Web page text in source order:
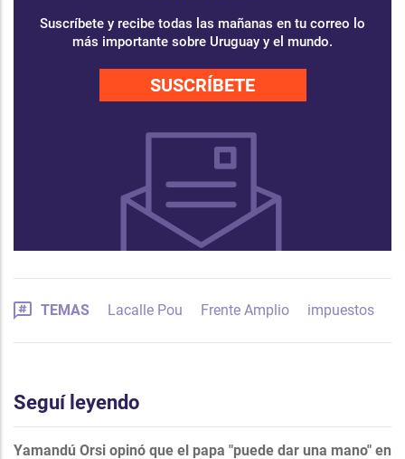
Suscríbete y recibe todas las mañanas en tu correo lo
más importante sobre Uruguay y el mundo.
SUSCRÍBETE
TEMAS Lacalle Pou Frente Amplio impuestos
Seguí leyendo
Yamandú Orsi opinó que el papa "puede dar una mano" en